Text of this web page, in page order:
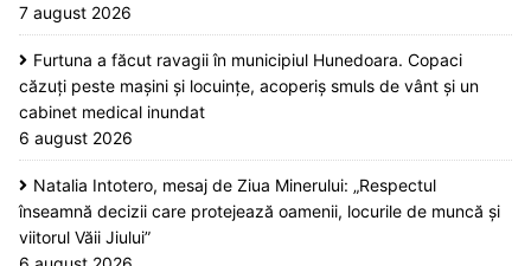
7 august 2026
Furtuna a făcut ravagii în municipiul Hunedoara. Copaci
căzuți peste mașini și locuințe, acoperiș smuls de vânt și un
cabinet medical inundat
6 august 2026
Natalia Intotero, mesaj de Ziua Minerului: „Respectul
înseamnă decizii care protejează oamenii, locurile de muncă și
viitorul Văii Jiului”